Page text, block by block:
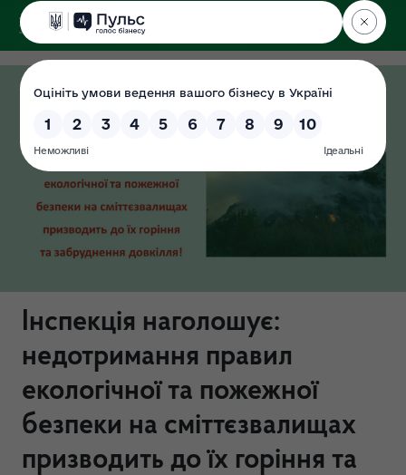
ДЕРЖЕКОІНСПЕКЦІЯ
у Хмельницькій області
Інспекція наголошує:
недотримання правил
екологічної та пожежної
безпеки на сміттєзвалищах
призводить до їх горіння та